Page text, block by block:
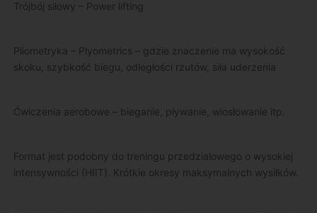
Trójbój siłowy – Power lifting
Pliometryka – Plyometrics – gdzie znaczenie ma wysokość
skoku, szybkość biegu, odległości rzutów, siła uderzenia
Ćwiczenia aerobowe – bieganie, pływanie, wiosłowanie itp.
Format jest podobny do treningu przedziałowego o wysokiej
intensywności (HIIT). Krótkie okresy maksymalnych wysiłków.